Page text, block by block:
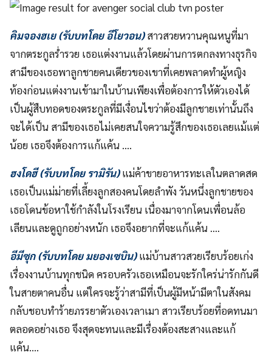
คิมจองฮเย (รับบทโดย อีโยวอน)สาวสวยหวานคุณหนูที่มา
จากตระกูลร่ำรวย เธอแต่งงานแล้วโดยผ่านการตกลงทางธุรกิจ
สามีของเธอพาลูกชายคนเดียวของเขาที่เคยพลาดทำผู้หญิง
ท้องก่อนแต่งงานเข้ามาในบ้านเพียงเพื่อต้องการให้ตัวเองได้
เป็นผู้สืบทอดของตระกูลที่มีเงื่อนไขว่าต้องมีลูกชายเท่านั้นถึง
จะได้เป็น สามีของเธอไม่เคยสนใจความรู้สึกของเธอเลยแม้แต่
น้อย เธอจึงต้องการแก้แค้น ….
ฮงโดฮี (รับบทโดย รามิรัน) แม่ค้าขายอาหารทะเลในตลาดสด
เธอเป็นแม่ม่ายที่เลี้ยงลูกสองคนโดยลำพัง วันหนึ่งลูกชายของ
เธอโดนข้อหาใช้กำลังในโรงเรียน เนื่องมาจากโดนเพื่อนล้อ
เลียนและดูถูกอย่างหนัก เธอจึงอยากที่จะแก้แค้น ….
อีมีซุก (รับบทโดย มยองเซบิน) แม่บ้านสาวสวยเรียบร้อยเก่ง
เรื่องงานบ้านทุกชนิด ครอบครัวเธอเหมือนจะรักใคร่น่ารักกันดี
ในสายตาคนอื่น แต่ใครจะรู้ว่าสามีที่เป็นผู้มีหน้ามีตาในสังคม
กลับชอบทำร้ายภรรยาตัวเองเวลาเมา สาวเรียบร้อยที่อดทนมา
ตลอดอย่างเธอ จึงสุดจะทนและมีเรื่องต้องสะสางและแก้
แค้น….